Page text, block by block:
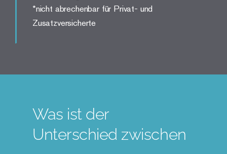
*nicht abrechenbar für Privat- und
Zusatzversicherte
Was ist der
Unterschied zwischen